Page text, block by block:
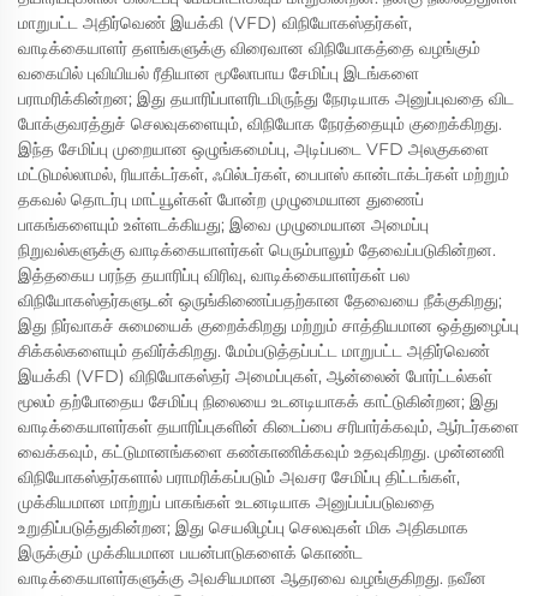
மாறுபட்ட அதிர்வெண் இயக்கி (VFD) விநியோகஸ்தர்கள்,
வாடிக்கையாளர் தளங்களுக்கு விரைவான விநியோகத்தை வழங்கும்
வகையில் புவியியல் ரீதியான மூலோபாய சேமிப்பு இடங்களை
பராமரிக்கின்றன; இது தயாரிப்பாளரிடமிருந்து நேரடியாக அனுப்புவதை விட
போக்குவரத்துச் செலவுகளையும், விநியோக நேரத்தையும் குறைக்கிறது.
இந்த சேமிப்பு முறையான ஒழுங்கமைப்பு, அடிப்படை VFD அலகுகளை
மட்டுமல்லாமல், ரியாக்டர்கள், ஃபில்டர்கள், பைபாஸ் கான்டாக்டர்கள் மற்றும்
தகவல் தொடர்பு மாட்யூள்கள் போன்ற முழுமையான துணைப்
பாகங்களையும் உள்ளடக்கியது; இவை முழுமையான அமைப்பு
நிறுவல்களுக்கு வாடிக்கையாளர்கள் பெரும்பாலும் தேவைப்படுகின்றன.
இத்தகைய பரந்த தயாரிப்பு விரிவு, வாடிக்கையாளர்கள் பல
விநியோகஸ்தர்களுடன் ஒருங்கிணைப்பதற்கான தேவையை நீக்குகிறது;
இது நிர்வாகச் சுமையைக் குறைக்கிறது மற்றும் சாத்தியமான ஒத்துழைப்பு
சிக்கல்களையும் தவிர்க்கிறது. மேம்படுத்தப்பட்ட மாறுபட்ட அதிர்வெண்
இயக்கி (VFD) விநியோகஸ்தர் அமைப்புகள், ஆன்லைன் போர்ட்டல்கள்
மூலம் தற்போதைய சேமிப்பு நிலையை உடனடியாகக் காட்டுகின்றன; இது
வாடிக்கையாளர்கள் தயாரிப்புகளின் கிடைப்பை சரிபார்க்கவும், ஆர்டர்களை
வைக்கவும், கட்டுமானங்களை கண்காணிக்கவும் உதவுகிறது. முன்னணி
விநியோகஸ்தர்களால் பராமரிக்கப்படும் அவசர சேமிப்பு திட்டங்கள்,
முக்கியமான மாற்றுப் பாகங்கள் உடனடியாக அனுப்பப்படுவதை
உறுதிப்படுத்துகின்றன; இது செயலிழப்பு செலவுகள் மிக அதிகமாக
இருக்கும் முக்கியமான பயன்பாடுகளைக் கொண்ட
வாடிக்கையாளர்களுக்கு அவசியமான ஆதரவை வழங்குகிறது. நவீன